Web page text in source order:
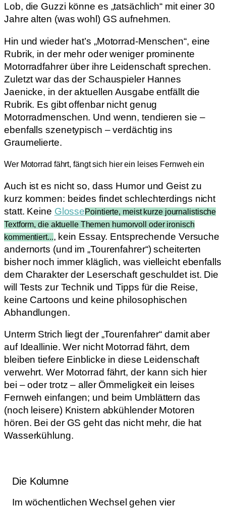
Lob, die Guzzi könne es „tatsächlich“ mit einer 30
Jahre alten (was wohl) GS aufnehmen.
Hin und wieder hat’s „Motorrad-Menschen“, eine
Rubrik, in der mehr oder weniger prominente
Motorradfahrer über ihre Leidenschaft sprechen.
Zuletzt war das der Schauspieler Hannes
Jaenicke, in der aktuellen Ausgabe entfällt die
Rubrik. Es gibt offenbar nicht genug
Motorradmenschen. Und wenn, tendieren sie –
ebenfalls szenetypisch – verdächtig ins
Graumelierte.
Wer Motorrad fährt, fängt sich hier ein leises Fernweh ein
Auch ist es nicht so, dass Humor und Geist zu
kurz kommen: beides findet schlechterdings nicht
statt. Keine GlossePointierte, meist kurze journalistische
Textform, die aktuelle Themen humorvoll oder ironisch
kommentiert..., kein Essay. Entsprechende Versuche
andernorts (und im „Tourenfahrer“) scheiterten
bisher noch immer kläglich, was vielleicht ebenfalls
dem Charakter der Leserschaft geschuldet ist. Die
will Tests zur Technik und Tipps für die Reise,
keine Cartoons und keine philosophischen
Abhandlungen.
Unterm Strich liegt der „Tourenfahrer“ damit aber
auf Ideallinie. Wer nicht Motorrad fährt, dem
bleiben tiefere Einblicke in diese Leidenschaft
verwehrt. Wer Motorrad fährt, der kann sich hier
bei – oder trotz – aller Ömmeligkeit ein leises
Fernweh einfangen; und beim Umblättern das
(noch leisere) Knistern abkühlender Motoren
hören. Bei der GS geht das nicht mehr, die hat
Wasserkühlung.
Die Kolumne
Im wöchentlichen Wechsel gehen vier